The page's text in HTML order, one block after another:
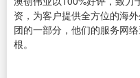
资，为客户提供全方位的海
团的一部分，他们的服务网
根。